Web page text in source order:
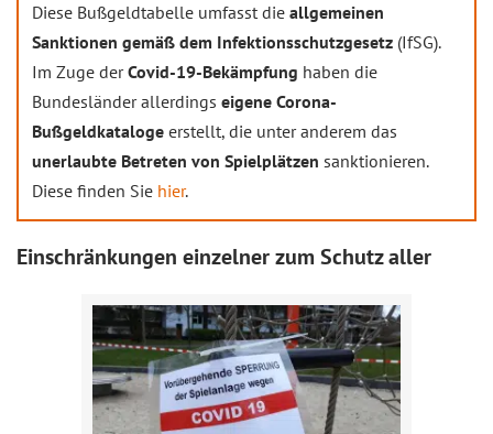
Diese Bußgeldtabelle umfasst die allgemeinen
Sanktionen gemäß dem Infektionsschutzgesetz (IfSG).
Im Zuge derCovid-19-Bekämpfung haben die
Bundesländer allerdings eigene Corona-
Bußgeldkataloge erstellt, die unter anderem das
unerlaubte Betreten von Spielplätzen sanktionieren.
Diese finden Sie hier.
Einschränkungen einzelner zum Schutz aller